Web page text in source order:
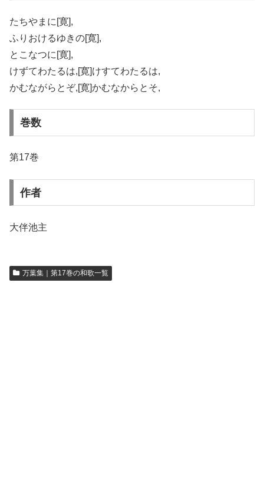
たちやまに[寛],
ふりおけるゆきの[寛],
とこなつに[寛],
けずてわたるは,[寛]けすてわたるは,
かむながらとぞ,[寛]かむなからとそ,
巻数
第17巻
作者
大伴池主
万葉集｜第17巻の和歌一覧